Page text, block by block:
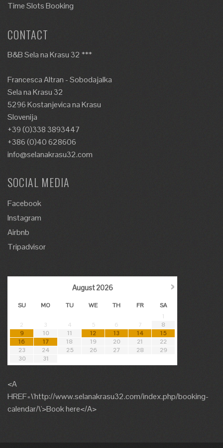
Time Slots Booking
CONTACT
B&B Sela na Krasu 32 ***
Francesca Altran - Sobodajalka
Sela na Krasu 32
5296 Kostanjevica na Krasu
Slovenija
+39 (0)338 3893447
+386 (0)40 628606
info@selanakrasu32.com
SOCIAL MEDIA
Facebook
Instagram
Airbnb
Tripadvisor
›
August2026
SU MO TU WE TH FR
SA
1
2
3 4 5 6 7
8
9
10 11 12 13 14
15
16
17 18 19 20 21
22
23
24 25 26 27 28
29
30
31
<A
HREF=\'http://www.selanakrasu32.com/index.php/booking-
calendar/\'>Book here</A>